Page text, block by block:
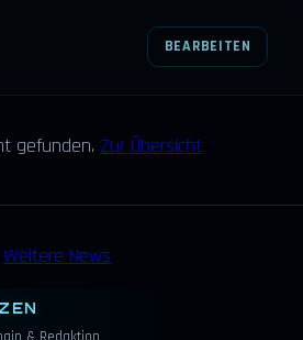
BEARBEITEN
gefunden. Zur Übersicht
Weitere News